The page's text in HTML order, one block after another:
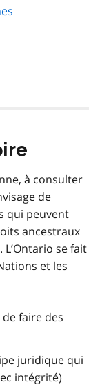
à consulter
de
qui peuvent
ancestraux
se fait
et les
faire des
juridique qui
intégrité)